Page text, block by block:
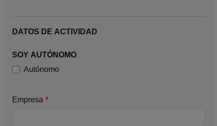
DATOS DE ACTIVIDAD
SOY AUTÓNOMO
Autónomo
Empresa